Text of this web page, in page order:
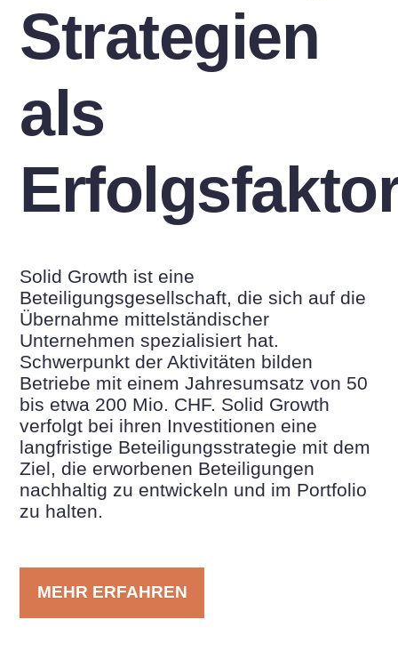
Strategien
als
Solid Growth ist eine
Beteiligungsgesellschaft, die sich auf die
Übernahme mittelständischer
Unternehmen spezialisiert hat.
Schwerpunkt der Aktivitäten bilden
Betriebe mit einem Jahresumsatz von 50
bis etwa 200 Mio. CHF. Solid Growth
verfolgt bei ihren Investitionen eine
langfristige Beteiligungsstrategie mit dem
Ziel, die erworbenen Beteiligungen
nachhaltig zu entwickeln und im Portfolio
zu halten.
MEHR ERFAHREN